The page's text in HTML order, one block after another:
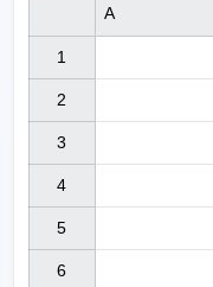
1
2
3
4
5
6
A